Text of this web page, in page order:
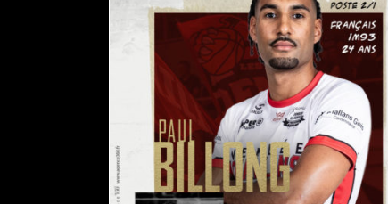
BIENVENUE PAUL !
actualités pro b